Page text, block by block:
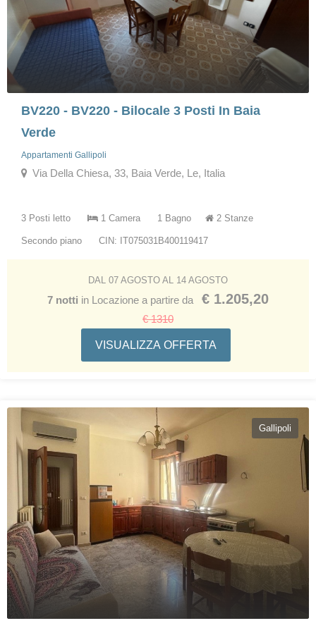
BV220 - BV220 - Bilocale 3 Posti In Baia
Verde
Appartamenti Gallipoli
Via Della Chiesa, 33, Baia Verde, Le, Italia
3 Posti letto 1 Camera 1 Bagno 2 Stanze
Secondo piano CIN: IT075031B400119417
DAL 07 AGOSTO AL 14 AGOSTO
7 notti in Locazione a partire da € 1.205,20
€ 1310
VISUALIZZA OFFERTA
Gallipoli